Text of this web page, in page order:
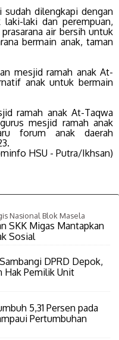
dilengkapi dengan
laki dan perempuan,
air bersih untuk
bermain anak, taman
mesjid ramah anak At-
anak untuk bermain
ramah anak At-Taqwa
mesjid ramah anak
forum anak daerah
HSU - Putra/Ikhsan)
Nasional Blok Masela
SKK Migas Mantapkan
Sosial
DPRD Depok,
Hak Pemilik Unit
5,31 Persen pada
Pertumbuhan